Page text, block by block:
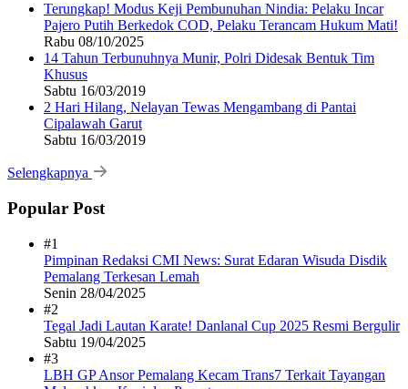
Terungkap! Modus Keji Pembunuhan Nindia: Pelaku Incar
Pajero Putih Berkedok COD, Pelaku Terancam Hukum Mati!
Rabu 08/10/2025
14 Tahun Terbunuhnya Munir, Polri Didesak Bentuk Tim
Khusus
Sabtu 16/03/2019
2 Hari Hilang, Nelayan Tewas Mengambang di Pantai
Cipalawah Garut
Sabtu 16/03/2019
Selengkapnya
Popular Post
#1
Pimpinan Redaksi CMI News: Surat Edaran Wisuda Disdik
Pemalang Terkesan Lemah
Senin 28/04/2025
#2
Tegal Jadi Lautan Karate! Danlanal Cup 2025 Resmi Bergulir
Sabtu 19/04/2025
#3
LBH GP Ansor Pemalang Kecam Trans7 Terkait Tayangan